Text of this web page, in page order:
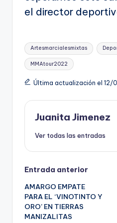
el director
Etiquetas:
Artesmarcialesmixtas
MMAtour2022
Última actualización el 12/
Juanita Jimenez
Ver todas las entradas
Navegación
de
entradas
Entrada anterior
AMARGO EMPATE
PARA EL ‘VINOTINTO Y
ORO’ EN TIERRAS
MANIZALITAS